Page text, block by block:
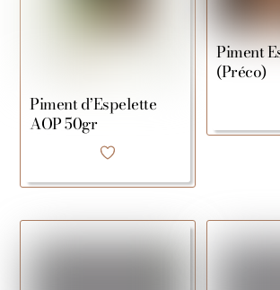
Piment d’Espelette
AOP 50gr
Piment
(Préco)